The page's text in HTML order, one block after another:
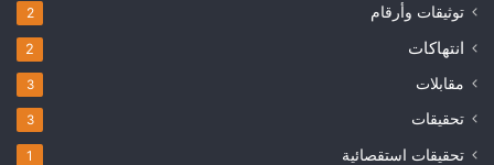
توثيقات وأرقام 2
انتهاكات 2
مقابلات 3
تحقيقات 3
تحقيقات استقصائية 1